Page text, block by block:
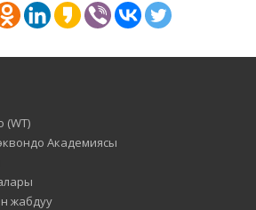
(WT)
Академиясы
жабдуу